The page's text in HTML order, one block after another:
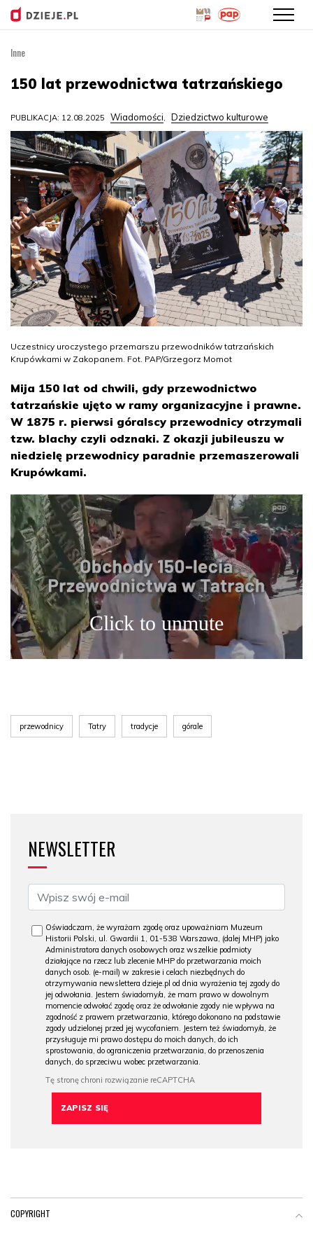
treści
Inne
150 lat przewodnictwa tatrzańskiego
PUBLIKACJA: 12.08.2025 Wiadomości, Dziedzictwo kulturowe
Uczestnicy uroczystego przemarszu przewodników tatrzańskich
Krupówkami w Zakopanem. Fot. PAP/Grzegorz Momot
Mija 150 lat od chwili, gdy przewodnictwo
tatrzańskie ujęto w ramy organizacyjne i prawne.
W 1875 r. pierwsi góralscy przewodnicy otrzymali
tzw. blachy czyli odznaki. Z okazji jubileuszu w
niedzielę przewodnicy paradnie przemaszerowali
Krupówkami.
przewodnicy Tatry tradycje górale
NEWSLETTER
Oświadczam, że wyrażam zgodę oraz upoważniam Muzeum
Historii Polski, ul. Gwardii 1, 01-538 Warszawa, (dalej MHP) jako
Administratora danych osobowych oraz wszelkie podmioty
działające na rzecz lub zlecenie MHP do przetwarzania moich
danych osob. (e-mail) w zakresie i celach niezbędnych do
otrzymywania newslettera dzieje.pl od dnia wyrażenia tej zgody do
jej odwołania. Jestem świadomy/a, że mam prawo w dowolnym
momencie odwołać zgodę oraz że odwołanie zgody nie wpływa na
zgodność z prawem przetwarzania, którego dokonano na podstawie
zgody udzielonej przed jej wycofaniem. Jestem też świadomy/a, że
przysługuje mi prawo dostępu do moich danych, do ich
sprostowania, do ograniczenia przetwarzania, do przenoszenia
danych, do sprzeciwu wobec przetwarzania.
COPYRIGHT